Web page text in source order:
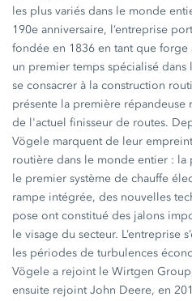
les plus variés dans le monde
190e anniversaire, l’entreprise
fondée en 1836 en tant que forge
un premier temps spécialisé
se consacrer à la construction
présente la première
de l'actuel finisseur de routes.
Vögele marquent de leur
routière dans le monde entier :
le premier système de chauffe
rampe intégrée, des nouvelles
pose ont constitué des jalons
le visage du secteur. L’entreprise
les périodes de turbulences
Vögele a rejoint le Wirtgen
ensuite rejoint John Deere, en